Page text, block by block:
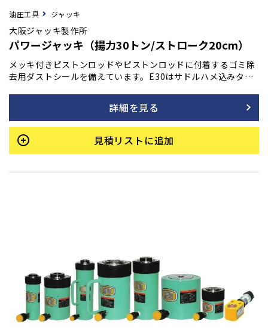
油圧工具 ジャッキ
大阪ジャッキ製作所
パワージャッキ（揚力30トン/ストローク20cm）
メッキ付きピストンロッドやピストンロッドに付着するゴミ除
去用ダストシールを備えています。E30はサドルハメ込みタイ
力抑え、許容横荷重は揚力の1/20です。
詳細を見る
見積リストに追加